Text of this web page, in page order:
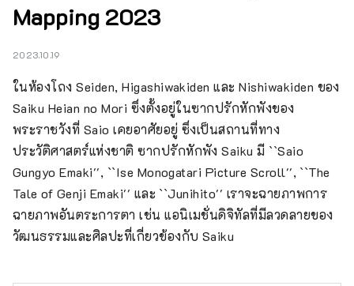
Mapping 2023
2023.10.19
ในห้องโถง Seiden, Higashiwakiden และ Nishiwakiden ของ
Saiku Heian no Mori ซึ่งตั้งอยู่ในซากปรักหักพังของ
พระราชวังที่ Saio เคยอาศัยอยู่ ซึ่งเป็นสถานที่ทาง
ประวัติศาสตร์แห่งชาติ ซากปรักหักพัง Saiku มี ``Saio
Gungyo Emaki'', ``Ise Monogatari Picture Scroll'', ``The
Tale of Genji Emaki'' และ ``Junihito'' เราจะฉายภาพการ
ฉายภาพอันตระการตา เช่น แอนิเมชั่นดิจิทัลที่มีลวดลายของ
วัฒนธรรมและศิลปะที่เกี่ยวข้องกับ Saiku